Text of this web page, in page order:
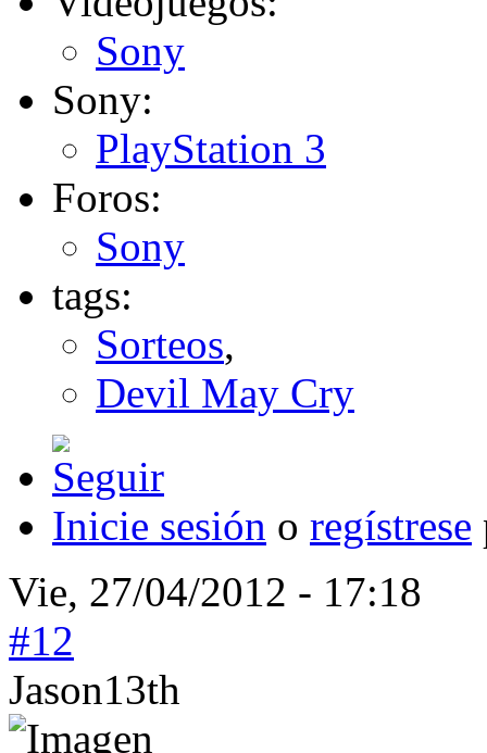
Sony
Sony:
PlayStation 3
Foros:
Sony
tags:
Sorteos,
Devil May Cry
Inicie sesión o regístrese
Vie, 27/04/2012 - 17:18
#12
Jason13th